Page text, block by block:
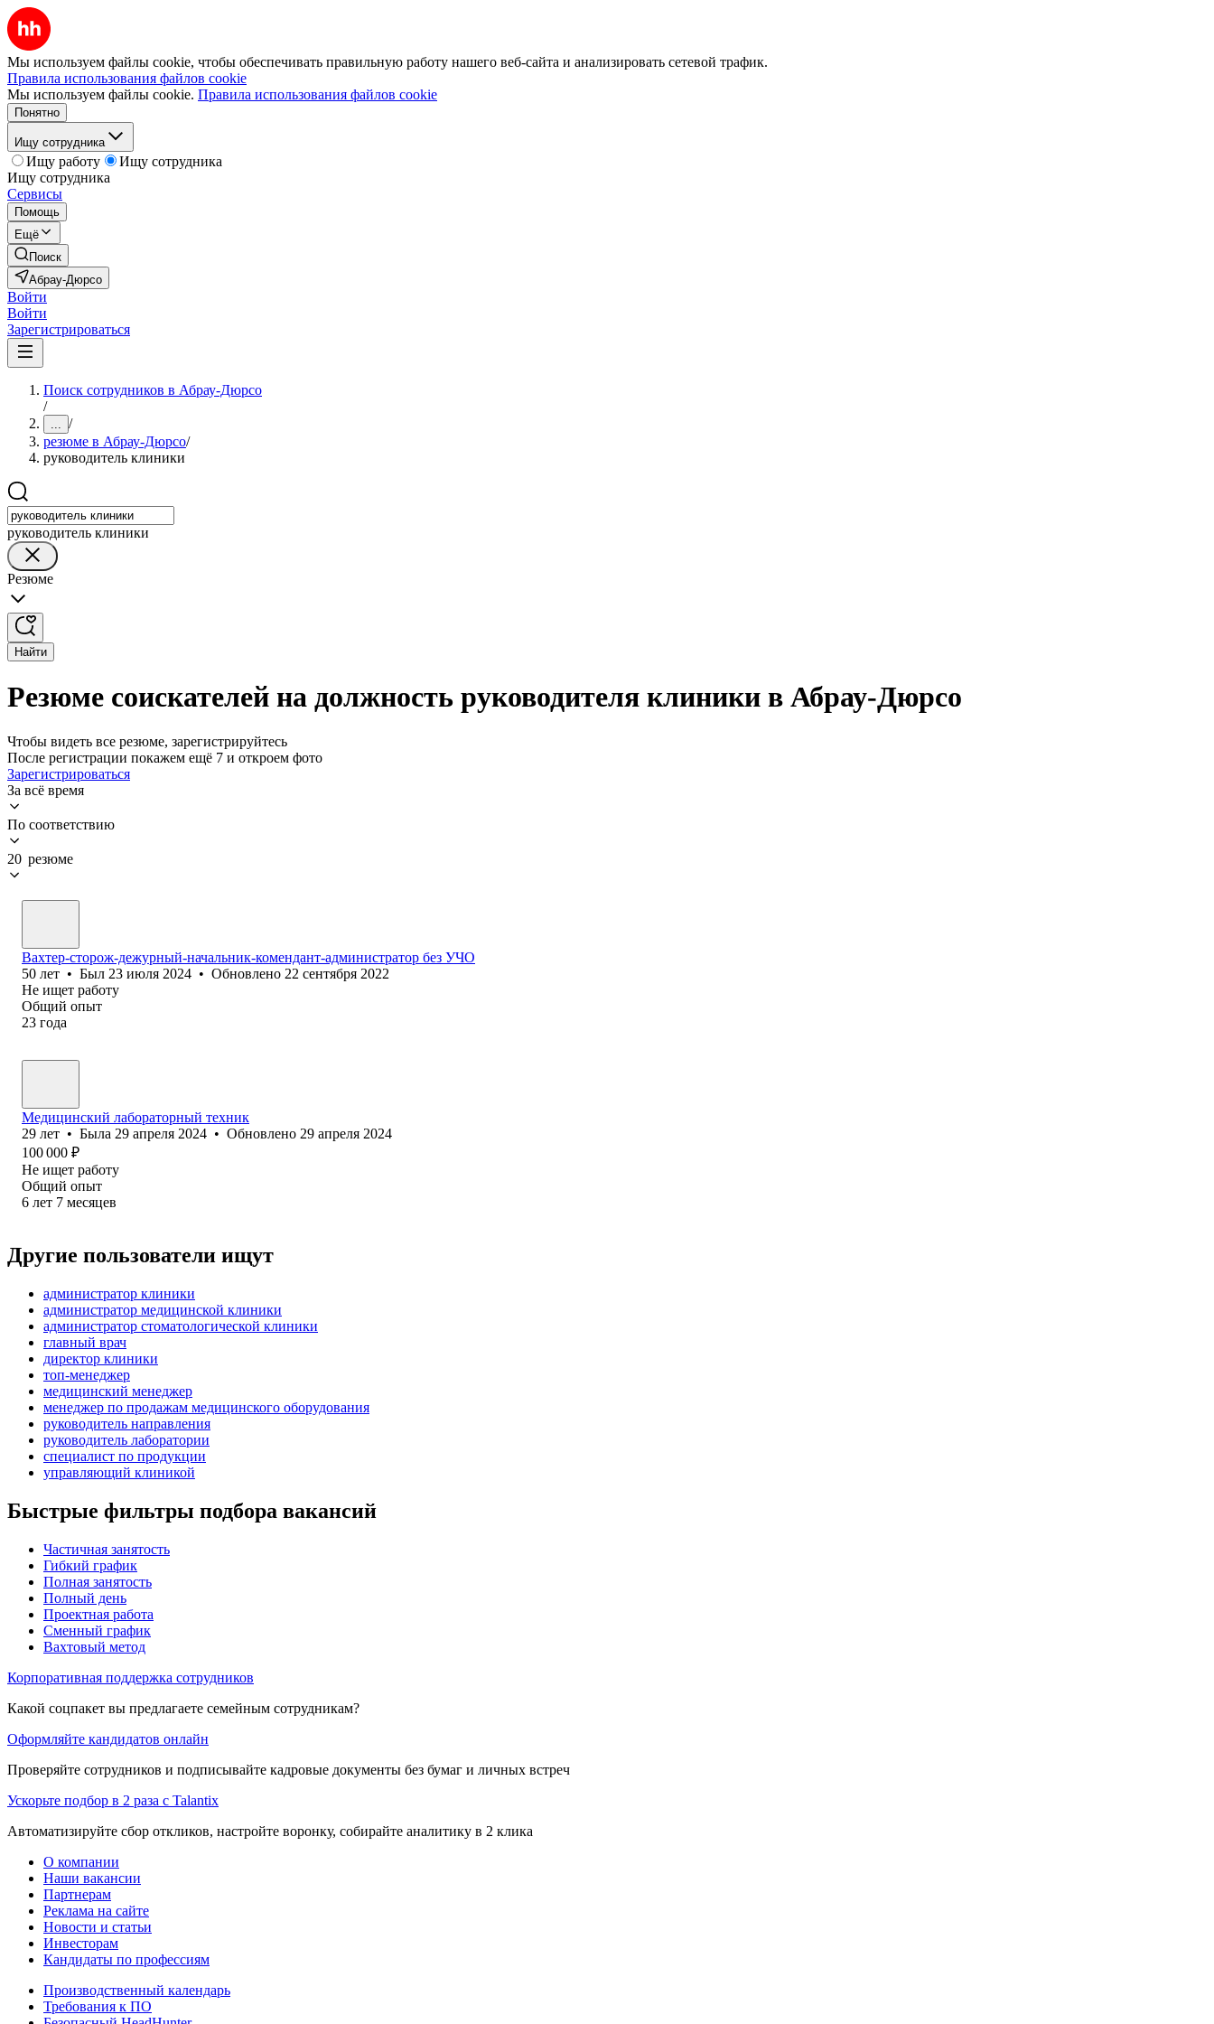
Мы используем файлы cookie, чтобы обеспечивать правильную работу нашего веб-сайта и анализировать сетевой трафик.
Правила использования файлов cookie
Мы используем файлы cookie. Правила использования файлов cookie
Понятно
Ищу сотрудника
Ищу работу
Ищу сотрудника
Ищу сотрудника
Сервисы
Помощь
Ещё
Поиск
Абрау-Дюрсо
Войти
Войти
Зарегистрироваться
Поиск сотрудников в Абрау-Дюрсо
/
... /
резюме в Абрау-Дюрсо/
руководитель клиники
руководитель клиники
Резюме
Найти
Резюме соискателей на должность руководителя клиники в Абрау-Дюрсо
Чтобы видеть все резюме, зарегистрируйтесь
После регистрации покажем ещё 7 и откроем фото
Зарегистрироваться
За всё время
По соответствию
20 резюме
Вахтер-сторож-дежурный-начальник-комендант-администратор без УЧО
50 лет • Был 23 июля 2024 • Обновлено 22 сентября 2022
Не ищет работу
Общий опыт
23 года
Медицинский лабораторный техник
29 лет • Была 29 апреля 2024 • Обновлено 29 апреля 2024
100 000 ₽
Не ищет работу
Общий опыт
6 лет 7 месяцев
Другие пользователи ищут
администратор клиники
администратор медицинской клиники
администратор стоматологической клиники
главный врач
директор клиники
топ-менеджер
медицинский менеджер
менеджер по продажам медицинского оборудования
руководитель направления
руководитель лаборатории
специалист по продукции
управляющий клиникой
Быстрые фильтры подбора вакансий
Частичная занятость
Гибкий график
Полная занятость
Полный день
Проектная работа
Сменный график
Вахтовый метод
Корпоративная поддержка сотрудников
Какой соцпакет вы предлагаете семейным сотрудникам?
Оформляйте кандидатов онлайн
Проверяйте сотрудников и подписывайте кадровые документы без бумаг и личных встреч
Ускорьте подбор в 2 раза с Talantix
Автоматизируйте сбор откликов, настройте воронку, собирайте аналитику в 2 клика
О компании
Наши вакансии
Партнерам
Реклама на сайте
Новости и статьи
Инвесторам
Кандидаты по профессиям
Производственный календарь
Требования к ПО